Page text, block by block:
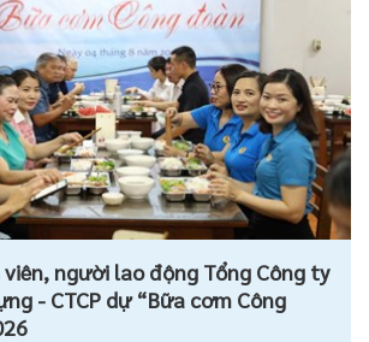
người lao động Tổng Công ty
- CTCP dự “Bữa cơm Công